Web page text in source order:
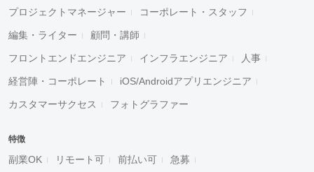
プロジェクトマネージャー コーポレート・スタッフ
編集・ライター 顧問・講師
フロントエンドエンジニア インフラエンジニア 人事
経営陣・コーポレート iOS/Androidアプリエンジニア
カスタマーサクセス フォトグラファー
特徴
副業OK リモート可 前払い可 急募